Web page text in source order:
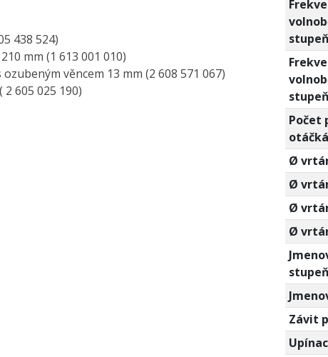
438 524)
mm (1 613 001 010)
věncem 13 mm (2 608 571 067)
605 025 190)
Počet
Ø
Ø
Ø
Ø
stupeň
Závit